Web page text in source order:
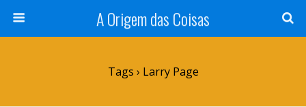
A Origem das Coisas
Tags › Larry Page